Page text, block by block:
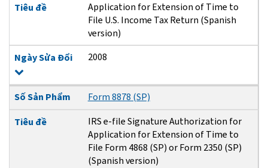
Tiêu đề
Application for Extension of Time to
File U.S. Income Tax Return (Spanish
version)
Ngày Sửa Đổi
2008
Số Sản Phẩm
Form 8878 (SP)
Tiêu đề
IRS e-file Signature Authorization for
Application for Extension of Time to
File Form 4868 (SP) or Form 2350 (SP)
(Spanish version)